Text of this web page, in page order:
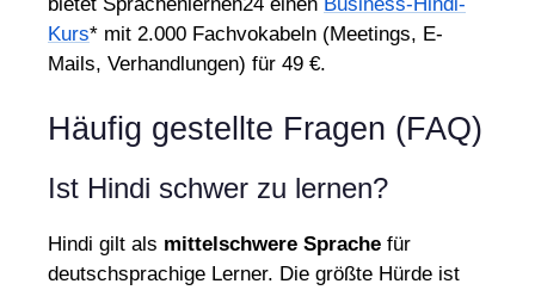
Kurs* mit 2.000 Fachvokabeln (Meetings, E-
Mails, Verhandlungen) für 49 €.
Häufig gestellte Fragen (FAQ)
Ist Hindi schwer zu lernen?
Hindi gilt als mittelschwere Sprache für
deutschsprachige Lerner. Die größte Hürde ist